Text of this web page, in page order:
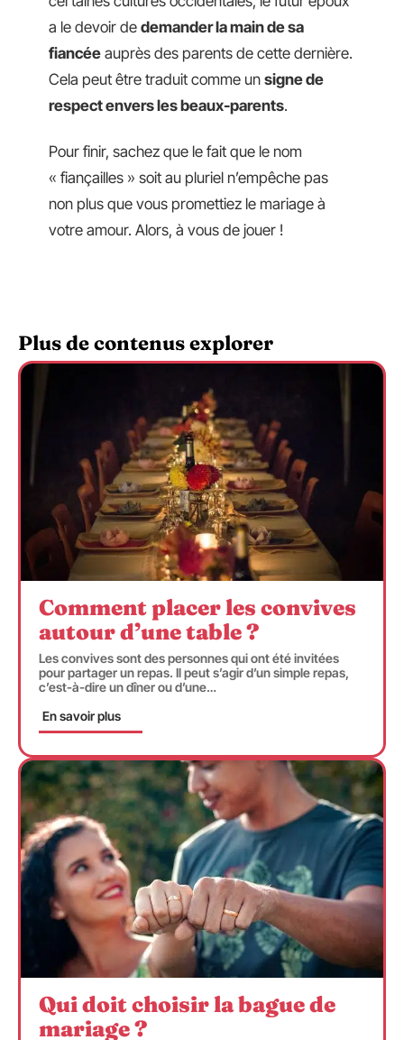
a le devoir de demander la main de sa
fiancée auprès des parents de cette dernière.
Cela peut être traduit comme un signe de
respect envers les beaux-parents.
Pour finir, sachez que le fait que le nom
« fiançailles » soit au pluriel n’empêche pas
non plus que vous promettiez le mariage à
votre amour. Alors, à vous de jouer !
Plus de contenus explorer
Comment placer les convives
autour d’une table ?
Les convives sont des personnes qui ont été invitées
pour partager un repas. Il peut s’agir d’un simple repas,
c’est-à-dire un dîner ou d’une…
En savoir plus
Qui doit choisir la bague de
mariage ?